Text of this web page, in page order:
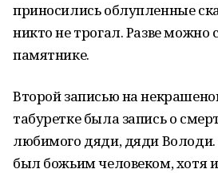
приносились облупленные
никто не трогал. Разве можно
памятнике.
Второй записью на
табуретке была запись о
любимого дяди, дяди
был божьим человеком, хотя